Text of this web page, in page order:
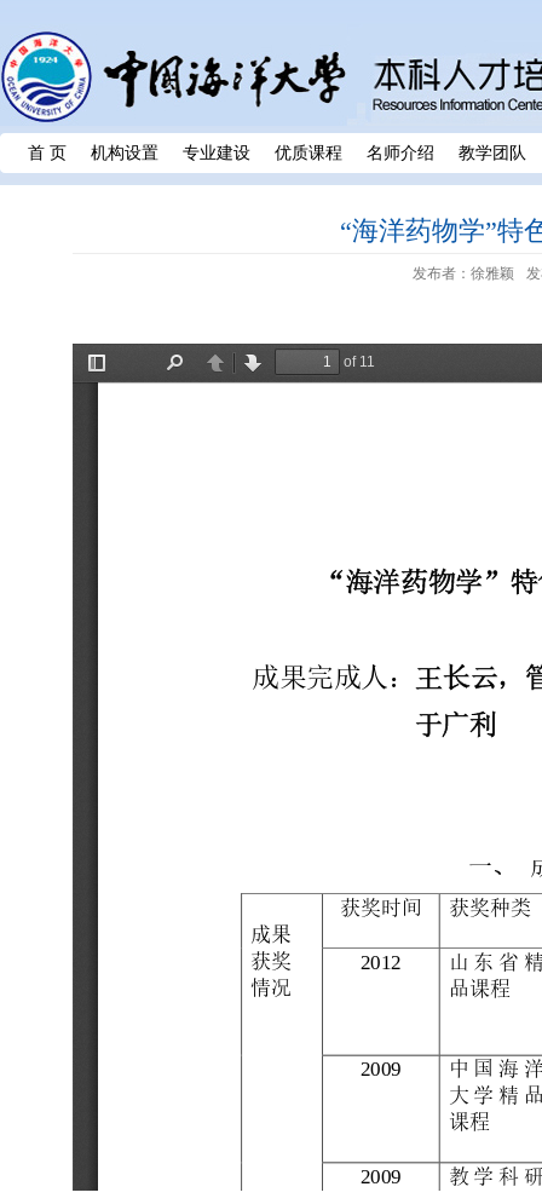
首 页 机构设置 专业建设 优质课程 名师介绍 教学团队
“海洋药物学”特
发布者：徐雅颖